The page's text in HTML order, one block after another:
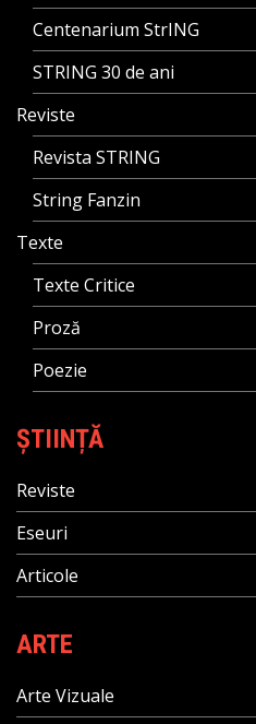
Centenarium StrING
STRING 30 de ani
Reviste
Revista STRING
String Fanzin
Texte
Texte Critice
Proză
Poezie
ȘTIINȚĂ
Reviste
Eseuri
Articole
ARTE
Arte Vizuale